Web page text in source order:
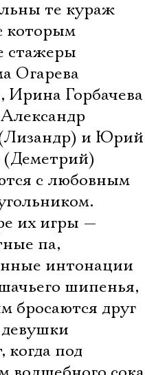
те кураж
которым
стажеры
Огарева
Ирина Горбачева
и Юрий
с любовным
их игры —
па,
интонации
шипенья,
бросаются друг
когда под